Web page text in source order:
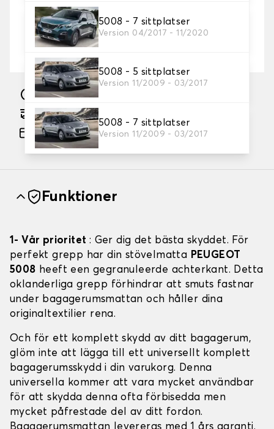
5008 - 7 sittplatser
Version 04/2017 - 11/2020
5008 - 5 sittplatser
Version 11/2009 - 03/2017
5008 - 7 sittplatser
Version 11/2009 - 03/2017
Lägg till din egen personliga prägel med en text
och/eller ikon
Lägg till text och logotyp
Tillverkning inom 10 arbetsdagar
Beräknad fri leverans den 2026-08-27
Betalning i 3x kostnadsfritt, från 60 € köp
Funktioner
1- Vår prioritet : Ger dig det bästa skyddet. För
perfekt grepp har din stövelmatta PEUGEOT
5008 heeft een gegranuleerde achterkant. Detta
oklanderliga grepp förhindrar att smuts fastnar
under bagagerumsmattan och håller dina
originaltextilier rena.
Och för ett komplett skydd av ditt bagagerum,
glöm inte att lägga till ett universellt komplett
bagagerumsskydd i din varukorg. Denna
universella kommer att vara mycket användbar
för att skydda denna ofta förbisedda men
mycket påfrestade del av ditt fordon.